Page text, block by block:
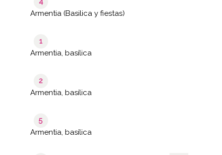
Armentia (Basilica y fiestas)
1
Armentia, basílica
2
Armentia, basílica
5
Armentia, basílica